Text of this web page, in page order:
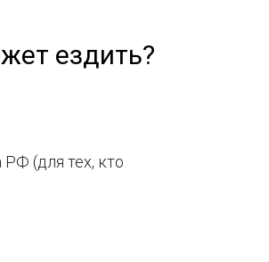
ездить?
(для тех, кто